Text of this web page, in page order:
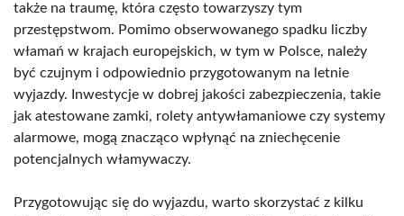
także na traumę, która często towarzyszy tym
przestępstwom. Pomimo obserwowanego spadku liczby
włamań w krajach europejskich, w tym w Polsce, należy
być czujnym i odpowiednio przygotowanym na letnie
wyjazdy. Inwestycje w dobrej jakości zabezpieczenia, takie
jak atestowane zamki, rolety antywłamaniowe czy systemy
alarmowe, mogą znacząco wpłynąć na zniechęcenie
potencjalnych włamywaczy.
Przygotowując się do wyjazdu, warto skorzystać z kilku